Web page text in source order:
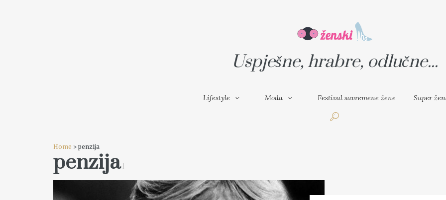
SUPER ŽENA
Uspješne, hrabre, odlučne...
Lifestyle Moda Festival savremene žene Super
Home > penzija
penzija1